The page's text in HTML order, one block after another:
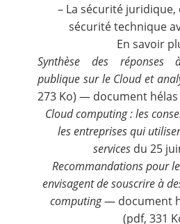
– La sécurité juridique,
sécurité technique
En savoir
Synthèse des réponses
publique sur le Cloud et
273 Ko) — document
Cloud computing : les
les entreprises qui
services du 25
Recommandations pour
envisagent de souscrire à
computing— document
(pdf, 331